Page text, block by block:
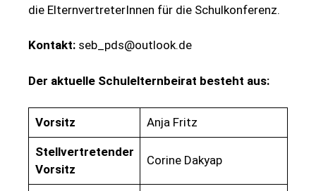
die ElternvertreterInnen für die Schulkonferenz.
Kontakt: seb_pds@outlook.de
Der aktuelle Schulelternbeirat besteht aus:
Vorsitz Anja Fritz
Stellvertretender
Vorsitz
Corine Dakyap